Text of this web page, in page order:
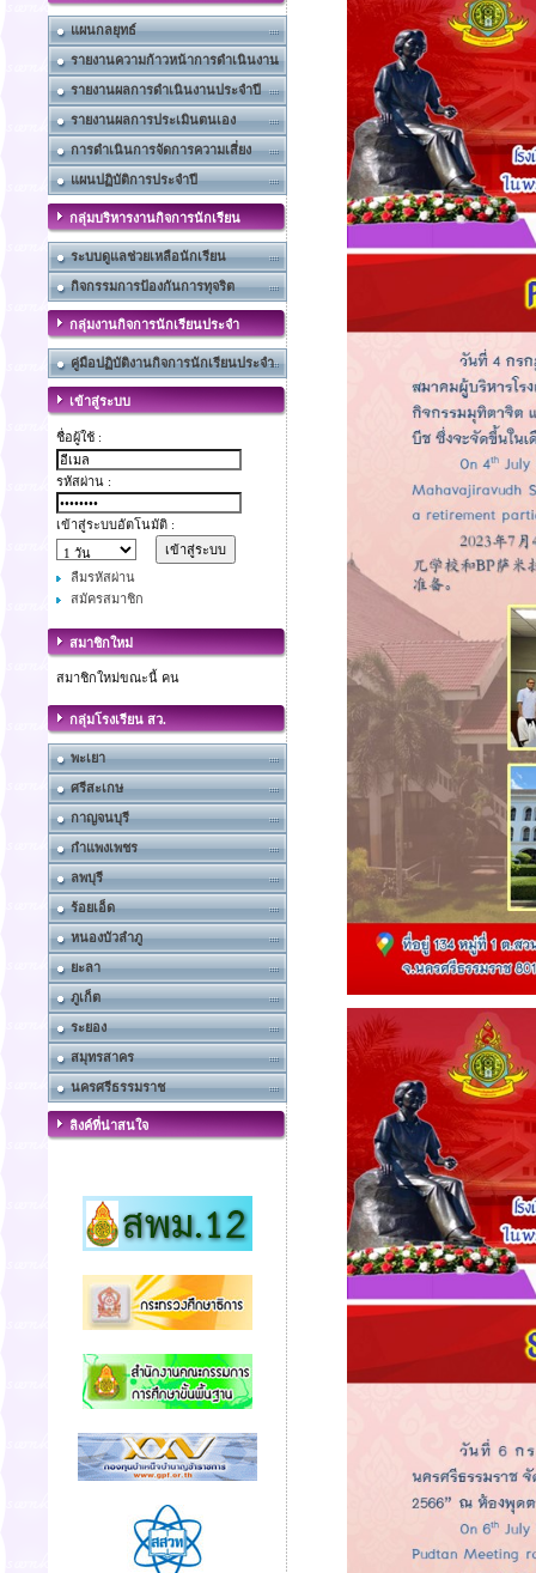
แผนกลยุทธ์
รายงานความก้าวหน้าการดำเนินงาน
รายงานผลการดำเนินงานประจำปี
รายงานผลการประเมินตนเอง
การดำเนินการจัดการความเสี่ยง
แผนปฏิบัติการประจำปี
กลุ่มบริหารงานกิจการนักเรียน
ระบบดูแลช่วยเหลือนักเรียน
กิจกรรมการป้องกันการทุจริต
กลุ่มงานกิจการนักเรียนประจำ
คู่มือปฏิบัติงานกิจการนักเรียนประจำ
เข้าสู่ระบบ
ชื่อผู้ใช้ :
รหัสผ่าน :
เข้าสู่ระบบอัตโนมัติ :
ลืมรหัสผ่าน
สมัครสมาชิก
สมาชิกใหม่
สมาชิกใหม่ขณะนี้ คน
กลุ่มโรงเรียน สว.
พะเยา
ศรีสะเกษ
กาญจนบุรี
กำแพงเพชร
ลพบุรี
ร้อยเอ็ด
หนองบัวลำภู
ยะลา
ภูเก็ต
ระยอง
สมุทรสาคร
นครศรีธรรมราช
ลิงค์ที่น่าสนใจ